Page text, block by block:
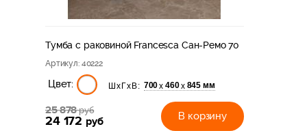
Тумба с раковиной Francesca Сан-Ремо 70
Артикул: 40222
Цвет: ШхГхВ: 700х 460х 845 мм
25 878руб
24 172 руб В корзину